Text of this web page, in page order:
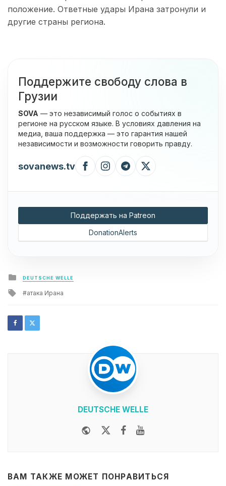
положение. Ответные удары Ирана затронули и
другие страны региона.
Поддержите свободу слова в
Грузии
SOVA — это независимый голос о событиях в
регионе на русском языке. В условиях давления на
медиа, ваша поддержка — это гарантия нашей
независимости и возможности говорить правду.
sovanews.tv
Поддержать на Patreon
DonationAlerts
Posted
in
DEUTSCHE WELLE
Tagged
атака Ирана
DEUTSCHE WELLE
WebsiteTwitterFacebook
ВАМ ТАКЖЕ МОЖЕТ ПОНРАВИТЬСЯ